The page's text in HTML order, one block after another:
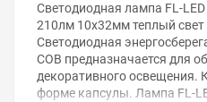
Светодиодная лампа FL-
210лм 10x32мм теплый свет
Светодиодная
COB предназначается для
декоративного
форме капсулы. Лампа FL-